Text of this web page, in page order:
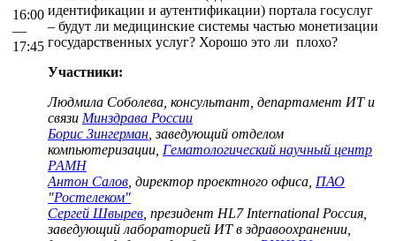
16:00
—
17:45
идентификации и аутентификации) портала госуслуг
– будут ли медицинские системы частью монетизации
государственных услуг? Хорошо это ли плохо?
Участники:
Людмила Соболева, консультант, департамент ИТ и
связи Минздрава России
Борис Зингерман , заведующий отделом
компьютеризации, Гематологический научный центр
РАМН
Антон Салов , директор проектного офиса, ПАО
"Ростелеком"
Сергей Швырев , президент HL7 International Россия,
заведующий лабораторией ИТ в здравоохранении,